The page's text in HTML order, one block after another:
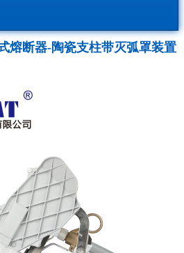
熔断器-陶瓷支柱带灭弧罩装置